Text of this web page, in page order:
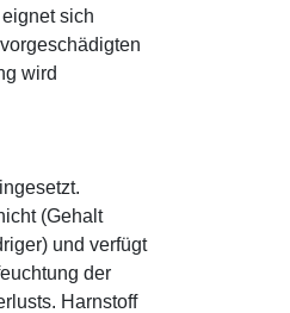
sich
wird
(Gehalt
und verfügt
der
Harnstoff